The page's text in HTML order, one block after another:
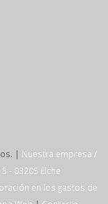
| Nuestra empresa /
- 03205 Elche
en los gastos de